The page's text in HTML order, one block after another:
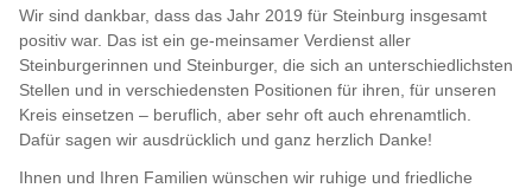
Wir sind dankbar, dass das Jahr 2019 für Steinburg insgesamt
positiv war. Das ist ein ge-meinsamer Verdienst aller
Steinburgerinnen und Steinburger, die sich an unterschiedlichsten
Stellen und in verschiedensten Positionen für ihren, für unseren
Kreis einsetzen – beruflich, aber sehr oft auch ehrenamtlich.
Dafür sagen wir ausdrücklich und ganz herzlich Danke!
Ihnen und Ihren Familien wünschen wir ruhige und friedliche